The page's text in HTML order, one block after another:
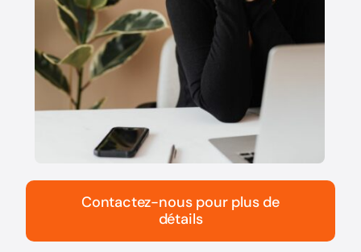
Contactez-nous pour plus de
détails